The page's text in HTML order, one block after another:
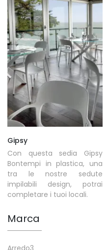
Gipsy
Con questa sedia Gipsy
Bontempi in plastica, una
tra le nostre sedute
impilabili design, potrai
completare i tuoi locali.
Marca
Arredo3